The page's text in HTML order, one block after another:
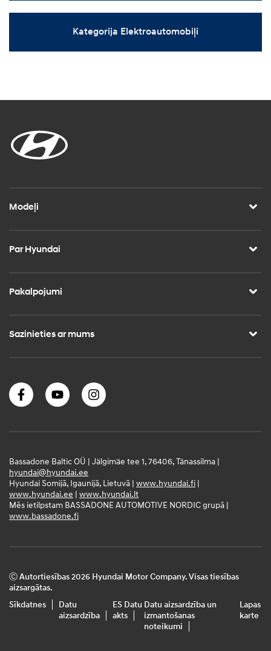
Kategorija Elektroautomobiļi
Modeļi
Par Hyundai
Pakalpojumi
Sazinieties ar mums
Bassadone Baltic OÜ | Jälgimäe tee 1, 76406, Tänassilma |
hyundai@hyundai.ee
Hyundai Somijā, Igaunijā, Lietuvā | www.hyundai.fi |
www.hyundai.ee | www.hyundai.lt
Mēs ietilpstam BASSADONE AUTOMOTIVE NORDIC grupā |
www.bassadone.fi
Ⓒ Autortiesības 2026 Hyundai Motor Company. Visas tiesības
aizsargātas.
Sīkdatnes
Datu
aizsardzība
ES Datu
akts
Datu aizsardzība un
izmantošanas
noteikumi
Lapas
karte